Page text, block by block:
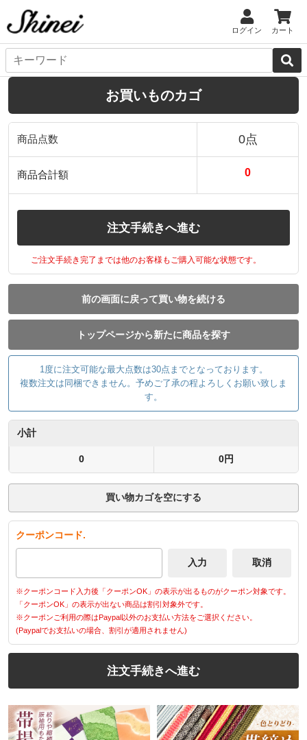
ログイン カート
お買いものカゴ
商品点数 0点
商品合計額 0
注文手続きへ進む
ご注文手続き完了までは他のお客様もご購入可能な状態です。
前の画面に戻って買い物を続ける
トップページから新たに商品を探す
1度に注文可能な最大点数は30点までとなっております。
複数注文は同梱できません。予めご了承の程よろしくお願い致しま
す。
小計
0 0円
買い物カゴを空にする
クーポンコード.
※クーポンコード入力後「クーポンOK」の表示が出るものがクーポン対象です。
「クーポンOK」の表示が出ない商品は割引対象外です。
※クーポンご利用の際はPaypal以外のお支払い方法をご選択ください。
(Paypalでお支払いの場合、割引が適用されません)
注文手続きへ進む